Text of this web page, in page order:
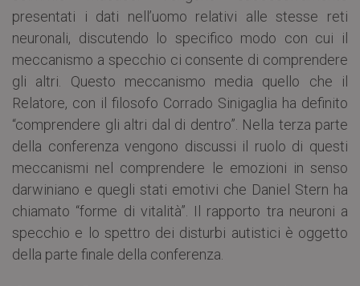
presentati i dati nell’uomo relativi alle stesse reti
neuronali, discutendo lo specifico modo con cui il
meccanismo a specchio ci consente di comprendere
gli altri. Questo meccanismo media quello che il
Relatore, con il filosofo Corrado Sinigaglia ha definito
“comprendere gli altri dal di dentro”. Nella terza parte
della conferenza vengono discussi il ruolo di questi
meccanismi nel comprendere le emozioni in senso
darwiniano e quegli stati emotivi che Daniel Stern ha
chiamato “forme di vitalità”. Il rapporto tra neuroni a
specchio e lo spettro dei disturbi autistici è oggetto
della parte finale della conferenza.